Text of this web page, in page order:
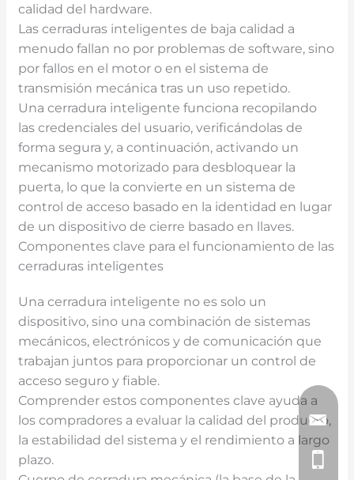
calidad del hardware.
Las cerraduras inteligentes de baja calidad a
menudo fallan no por problemas de software, sino
por fallos en el motor o en el sistema de
transmisión mecánica tras un uso repetido.
Una cerradura inteligente funciona recopilando
las credenciales del usuario, verificándolas de
forma segura y, a continuación, activando un
mecanismo motorizado para desbloquear la
puerta, lo que la convierte en un sistema de
control de acceso basado en la identidad en lugar
de un dispositivo de cierre basado en llaves.
Componentes clave para el funcionamiento de las
cerraduras inteligentes
Una cerradura inteligente no es solo un
dispositivo, sino una combinación de sistemas
mecánicos, electrónicos y de comunicación que
trabajan juntos para proporcionar un control de
acceso seguro y fiable.
Comprender estos componentes clave ayuda a
los compradores a evaluar la calidad del producto,
la estabilidad del sistema y el rendimiento a largo
plazo.